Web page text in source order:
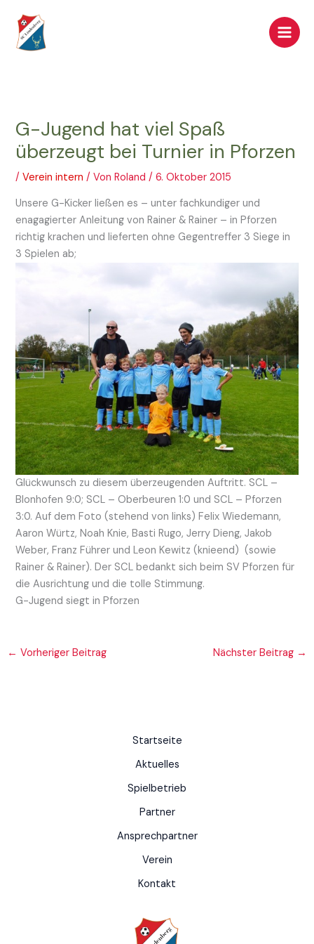
Inhalt
springen
G-Jugend hat viel Spaß
überzeugt bei Turnier in Pforzen
/Verein intern / VonRoland/6. Oktober 2015
Unsere G-Kicker ließen es – unter fachkundiger und
enagagierter Anleitung von Rainer & Rainer – in Pforzen
richtig krachen und lieferten ohne Gegentreffer 3 Siege in
3 Spielen ab;
Glückwunsch zu diesem überzeugenden Auftritt. SCL –
Blonhofen 9:0; SCL – Oberbeuren 1:0 und SCL – Pforzen
3:0. Auf dem Foto (stehend von links) Felix Wiedemann,
Aaron Würtz, Noah Knie, Basti Rugo, Jerry Dieng, Jakob
Weber, Franz Führer und Leon Kewitz (knieend) (sowie
Rainer & Rainer). Der SCL bedankt sich beim SV Pforzen für
die Ausrichtung und die tolle Stimmung.
G-Jugend siegt in Pforzen
← Vorheriger Beitrag Nächster Beitrag →
Startseite
Aktuelles
Spielbetrieb
Partner
Ansprechpartner
Verein
Kontakt